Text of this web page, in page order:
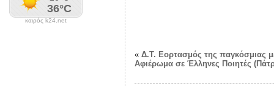
καιρός k24.net
« Δ.Τ. Εορτασμός της παγκόσμιας
Αφιέρωμα σε Έλληνες Ποιητές